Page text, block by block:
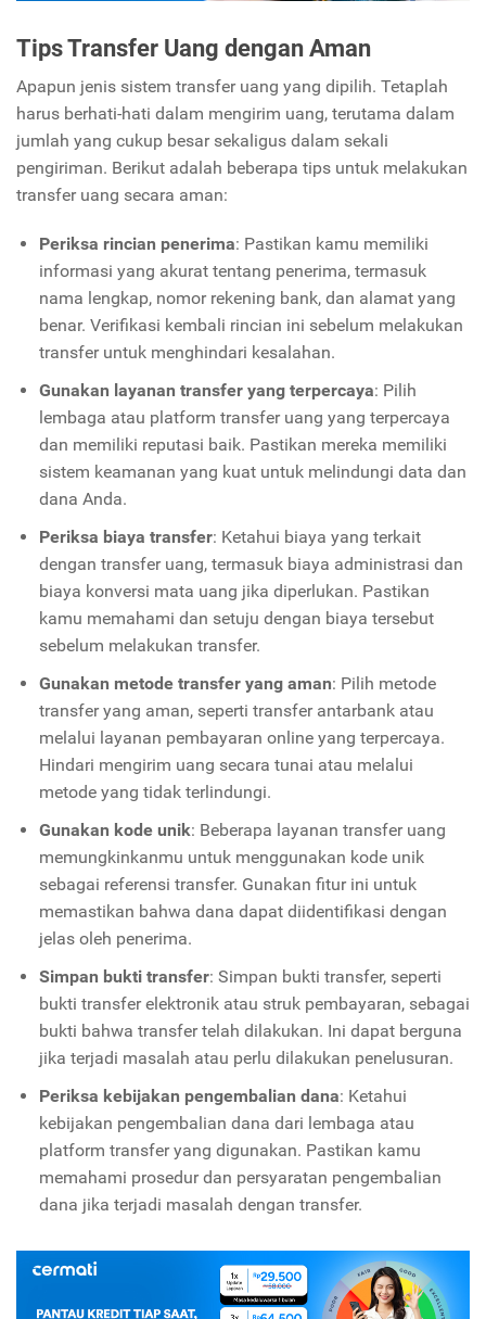
Tips Transfer Uang dengan Aman
Apapun jenis sistem transfer uang yang dipilih. Tetaplah
harus berhati-hati dalam mengirim uang, terutama dalam
jumlah yang cukup besar sekaligus dalam sekali
pengiriman. Berikut adalah beberapa tips untuk melakukan
transfer uang secara aman:
Periksa rincian penerima: Pastikan kamu memiliki
informasi yang akurat tentang penerima, termasuk
nama lengkap, nomor rekening bank, dan alamat yang
benar. Verifikasi kembali rincian ini sebelum melakukan
transfer untuk menghindari kesalahan.
Gunakan layanan transfer yang terpercaya: Pilih
lembaga atau platform transfer uang yang terpercaya
dan memiliki reputasi baik. Pastikan mereka memiliki
sistem keamanan yang kuat untuk melindungi data dan
dana Anda.
Periksa biaya transfer: Ketahui biaya yang terkait
dengan transfer uang, termasuk biaya administrasi dan
biaya konversi mata uang jika diperlukan. Pastikan
kamu memahami dan setuju dengan biaya tersebut
sebelum melakukan transfer.
Gunakan metode transfer yang aman: Pilih metode
transfer yang aman, seperti transfer antarbank atau
melalui layanan pembayaran online yang terpercaya.
Hindari mengirim uang secara tunai atau melalui
metode yang tidak terlindungi.
Gunakan kode unik: Beberapa layanan transfer uang
memungkinkanmu untuk menggunakan kode unik
sebagai referensi transfer. Gunakan fitur ini untuk
memastikan bahwa dana dapat diidentifikasi dengan
jelas oleh penerima.
Simpan bukti transfer: Simpan bukti transfer, seperti
bukti transfer elektronik atau struk pembayaran, sebagai
bukti bahwa transfer telah dilakukan. Ini dapat berguna
jika terjadi masalah atau perlu dilakukan penelusuran.
Periksa kebijakan pengembalian dana: Ketahui
kebijakan pengembalian dana dari lembaga atau
platform transfer yang digunakan. Pastikan kamu
memahami prosedur dan persyaratan pengembalian
dana jika terjadi masalah dengan transfer.